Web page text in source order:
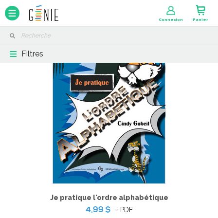
Connexion Panier
Filtres
Je pratique l'ordre alphabétique
4,99 $
- PDF
Panneau de gestion des cookies